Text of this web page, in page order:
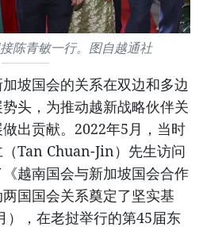
陈青敏一行。图自越通社
坡国会的关系在双边和多边
头，为推动越新战略伙伴关
出贡献。2022年5月，当时
Tan Chuan-Jin）先生访问
越南国会与新加坡国会合作
国国会关系奠定了坚实基
），在老挝举行的第45届东